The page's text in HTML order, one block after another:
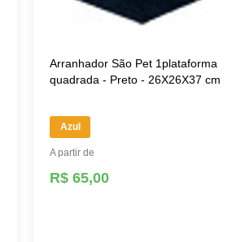
Arranhador São Pet 1plataforma
quadrada - Preto - 26X26X37 cm
Azul
A partir de
R$ 65,00